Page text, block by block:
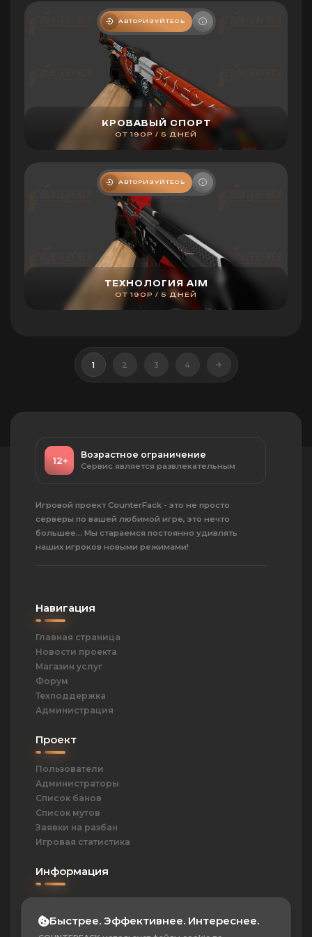
КРОВАВЫЙ СПОРТ
ОТ 190Р / 5 ДНЕЙ
АВТОРИЗУЙТЕСЬ
ТЕХНОЛОГИЯ AIM
ОТ 190Р / 5 ДНЕЙ
АВТОРИЗУЙТЕСЬ
1 2 3 4
12+
Возрастное ограничение
Сервис является развлекательным
Игровой проект CounterFack - это не просто
серверы по вашей любимой игре, это нечто
большее... Мы стараемся постоянно удивлять
наших игроков новыми режимами!
Навигация
Главная страница
Новости проекта
Магазин услуг
Форум
Техподдержка
Администрация
Проект
Пользователи
Администраторы
Список банов
Список мутов
Заявки на разбан
Игровая статистика
Информация
ОПД
Политика
Контакты
Быстрее. Эффективнее. Интереснее.